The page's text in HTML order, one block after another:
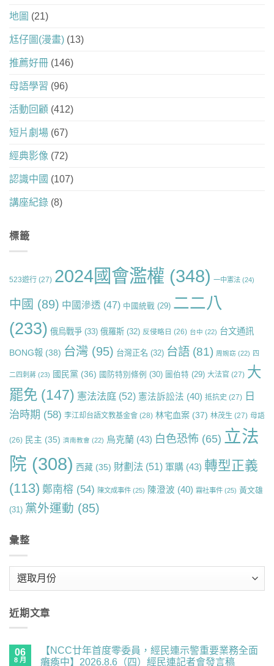
地圖 (21)
尪仔圖(漫畫) (13)
推薦好冊 (146)
母語學習 (96)
活動回顧 (412)
短片劇場 (67)
經典影像 (72)
認識中國 (107)
講座紀錄 (8)
標籤
523遊行 (27) 2024國會濫權 (348) 一中憲法 (24)
中國 (89) 中國滲透 (47) 中國統戰 (29) 二二八
(233) 俄烏戰爭 (33) 俄羅斯 (32) 反侵略日 (26) 台中 (22) 台文通訊
BONG報 (38) 台灣 (95) 台灣正名 (32) 台語 (81) 周婉窈 (22) 四
二四刺蔣 (23) 國民黨 (36) 國防特別條例 (30) 圖伯特 (29) 大法官 (27) 大
罷免 (147) 憲法法庭 (52) 憲法訴訟法 (40) 抵抗史 (27) 日
治時期 (58) 李江却台語文教基金會 (28) 林宅血案 (37) 林茂生 (27) 母語
(26) 民主 (35) 濟南教會 (22) 烏克蘭 (43) 白色恐怖 (65) 立法
院 (308) 西藏 (35) 財劃法 (51) 軍購 (43) 轉型正義
(113) 鄭南榕 (54) 陳文成事件 (25) 陳澄波 (40) 霧社事件 (25) 黃文雄
(31) 黨外運動 (85)
彙整
近期文章
06
8 月
【NCC廿年首度零委員，經民連示警重要業務全面
癱瘓中】2026.8.6（四）經民連記者會發言稿